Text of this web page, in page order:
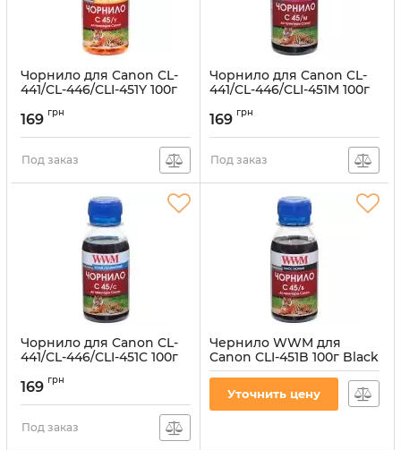
Чорнило для Canon CL-
441/CL-446/CLI-451Y 100г
Артикул:
169 грн
Под заказ
Чорнило для Canon CL-
441/CL-446/CLI-451M 100г
Артикул:
169 грн
Под заказ
Чорнило для Canon CL-
441/CL-446/CLI-451C 100г
Артикул:
169 грн
Под заказ
Чернило WWM для
Canon CLI-451B 100г Black
водорастворимое
Уточнить цену